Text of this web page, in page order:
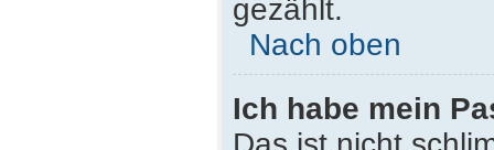
gezählt.
Nach oben
Ich habe mein